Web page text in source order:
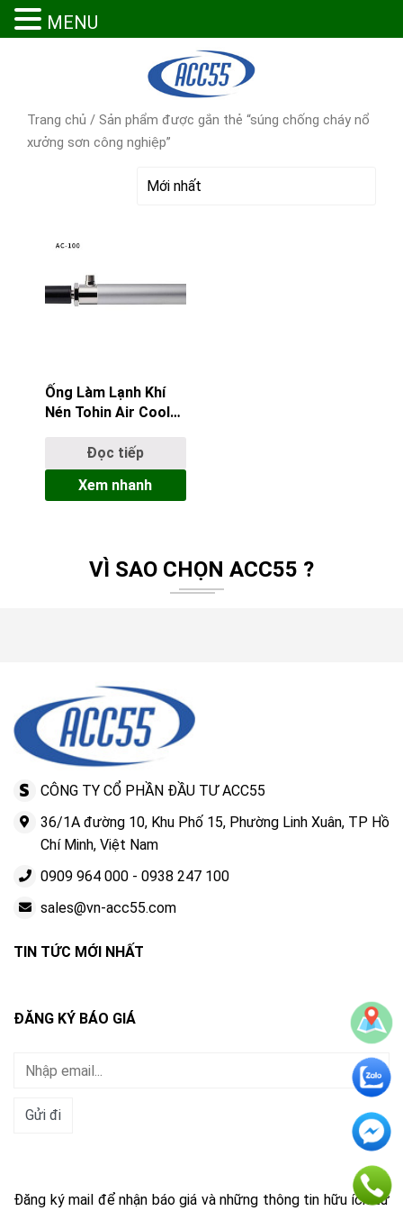
Trang chủ / Sản phẩm được gắn thẻ “súng chống cháy nổ
xưởng sơn công nghiệp”
Ống Làm Lạnh Khí
Nén Tohin Air Cooler
Công Suất Tối Cao
Cho Gia Công Hạng
Nặng
Đọc tiếp
Xem nhanh
VÌ SAO CHỌN ACC55 ?
CÔNG TY CỔ PHẦN ĐẦU TƯ ACC55
36/1A đường 10, Khu Phố 15, Phường Linh Xuân, TP Hồ
Chí Minh, Việt Nam
0909 964 000 - 0938 247 100
sales@vn-acc55.com
TIN TỨC MỚI NHẤT
ĐĂNG KÝ BÁO GIÁ
Đăng ký mail để nhận báo giá và những thông tin hữu ích từ
MENU